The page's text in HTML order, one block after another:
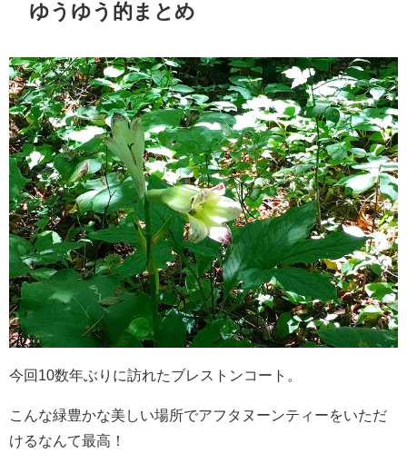
ゆうゆう的まとめ
今回10数年ぶりに訪れたブレストンコート。
こんな緑豊かな美しい場所でアフタヌーンティーをいただ
けるなんて最高！